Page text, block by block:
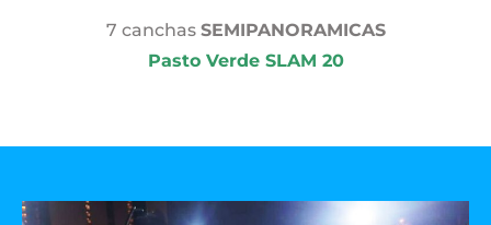
7 canchas SEMIPANORAMICAS
Pasto Verde SLAM 20